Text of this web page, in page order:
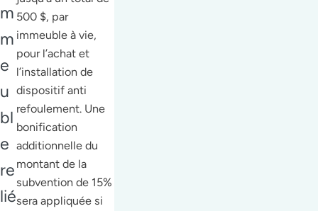
m
m
e
u
bl
e
re
lié
500 $, par
immeuble à vie,
pour l’achat et
l’installation de
dispositif anti
refoulement. Une
bonification
additionnelle du
montant de la
subvention de 15%
sera appliquée si